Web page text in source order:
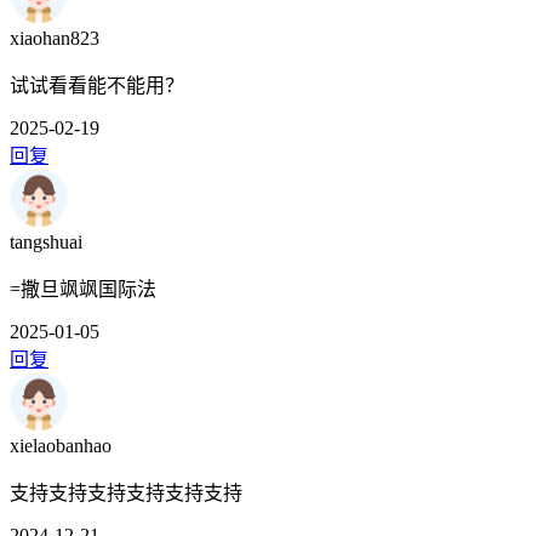
xiaohan823
试试看看能不能用？
2025-02-19
回复
tangshuai
=撒旦飒飒国际法
2025-01-05
回复
xielaobanhao
支持支持支持支持支持支持